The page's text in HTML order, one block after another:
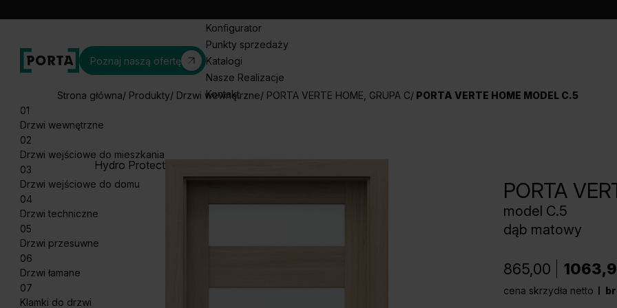
Poznaj naszą ofertę
Konfigurator
Punkty sprzedaży
Katalogi
Nasze Realizacje
Kontakt
01
Drzwi wewnętrzne
02
Drzwi wejściowe do mieszkania
03
Drzwi wejściowe do domu
04
Drzwi techniczne
05
Drzwi przesuwne
06
Drzwi łamane
07
Klamki do drzwi
Strona główna Produkty Drzwi wewnętrzne PORTA VERTE HOME, GRUPA C PORTA VERTE HOME MODEL C.5
Hydro Protect
PORTA
model C.5
dąb matowy
865,00
cena skrzydła netto